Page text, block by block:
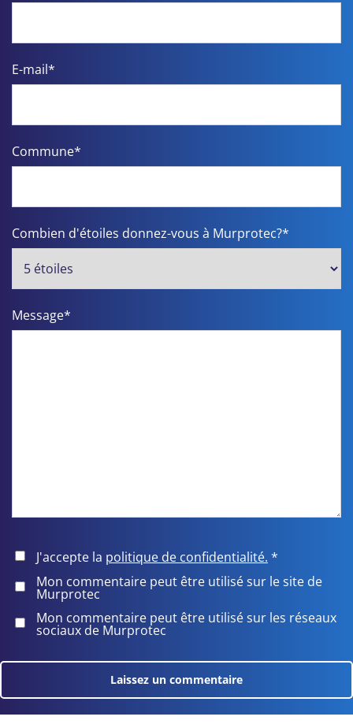
E-mail*
Commune*
Combien d'étoiles donnez-vous à Murprotec?*
Message*
J'accepte la politique de confidentialité. *
Mon commentaire peut être utilisé sur le site de
Murprotec
Mon commentaire peut être utilisé sur les réseaux
sociaux de Murprotec
Laissez un commentaire